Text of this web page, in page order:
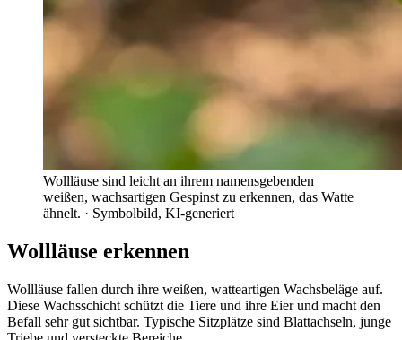
Wollläuse sind leicht an ihrem namensgebenden
weißen, wachsartigen Gespinst zu erkennen, das Watte
ähnelt. · Symbolbild, KI-generiert
Wollläuse erkennen
Wollläuse fallen durch ihre weißen, watteartigen Wachsbeläge auf.
Diese Wachsschicht schützt die Tiere und ihre Eier und macht den
Befall sehr gut sichtbar. Typische Sitzplätze sind Blattachseln, junge